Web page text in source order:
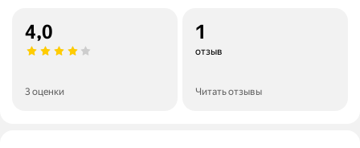
4,0
3 оценки
1
отзыв
Читать отзывы